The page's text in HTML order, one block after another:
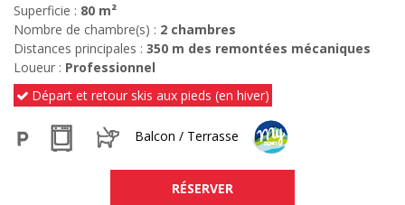
Superficie : 80 m²
Nombre de chambre(s) : 2 chambres
Distances principales : 350 m des remontées mécaniques
Loueur : Professionnel
Départ et retour skis aux pieds (en hiver)
Balcon / Terrasse
RÉSERVER